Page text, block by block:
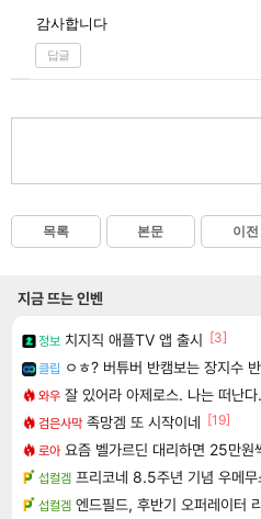
감사합니다
답글
목록 본문 이전
지금 뜨는 인벤
정보 치지직 애플TV 앱 출시 [3]
클립 ㅇㅎ? 버튜버 반캠보는 장지수
와우 잘 있어라 아제로스. 나는 떠난다.
검은사막 족망겜 또 시작이네 [19]
로아 요즘 벨가르딘 대리하면 25만원
섭컬겜 프리코네 8.5주년 기념 우메무
섭컬겜 엔드필드, 후반기 오퍼레이터